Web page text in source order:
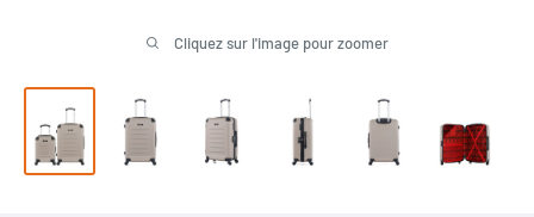
Cliquez sur l'image pour zoomer